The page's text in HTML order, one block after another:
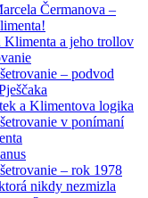
Čermanova –
Klimenta a jeho trollov
– podvod
a Klimentova logika
v ponímaní
– rok 1978
nikdy nezmizla